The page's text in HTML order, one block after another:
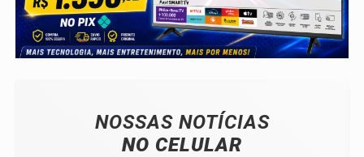
NOSSAS NOTÍCIAS
NO CELULAR